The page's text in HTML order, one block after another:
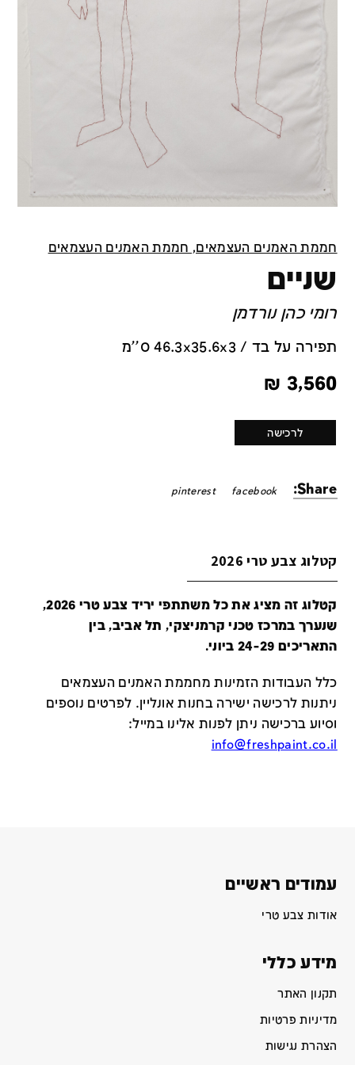
חממת האמנים העצמאים, חממת האמנים העצמאים
שניים
רומי כהן נורדמן
תפירה על בד / 46.3x35.6x3 ס''מ
3,560
₪
לרכישה
Share:
facebook
pinterest
קטלוג צבע טרי 2026
קטלוג זה מציג את כל משתתפי יריד צבע טרי 2026,
שנערך במרכז טכני קרמניצקי, תל אביב, בין
התאריכים 24-29 ביוני.
כלל העבודות הזמינות מחממת האמנים העצמאים
ניתנות לרכישה ישירה בחנות אונליין. לפרטים נוספים
וסיוע ברכישה ניתן לפנות אלינו במייל:
info@freshpaint.co.il
עמודים ראשיים
אודות צבע טרי
מידע כללי
תקנון האתר
מדיניות פרטיות
הצהרת נגישות